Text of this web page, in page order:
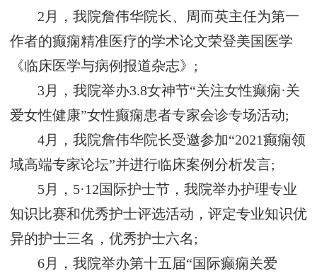
2月，我院詹伟华院长、周而英主任为第一
作者的癫痫精准医疗的学术论文荣登美国医学
《临床医学与病例报道杂志》;
3月，我院举办3.8女神节“关注女性癫痫·关
爱女性健康”女性癫痫患者专家会诊专场活动;
4月，我院詹伟华院长受邀参加“2021癫痫领
域高端专家论坛”并进行临床案例分析发言;
5月，5·12国际护士节，我院举办护理专业
知识比赛和优秀护士评选活动，评定专业知识优
异的护士三名，优秀护士六名;
6月，我院举办第十五届“国际癫痫关爱